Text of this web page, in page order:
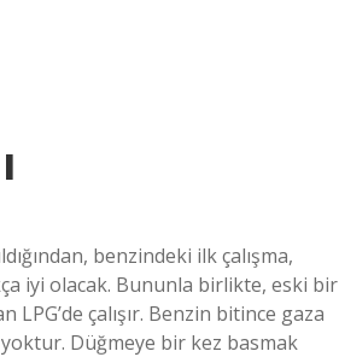
benzindeki ilk çalışma,
iyi olacak. Bununla birlikte, eski bir
çalışır. Benzin bitince gaza
Düğmeye bir kez basmak